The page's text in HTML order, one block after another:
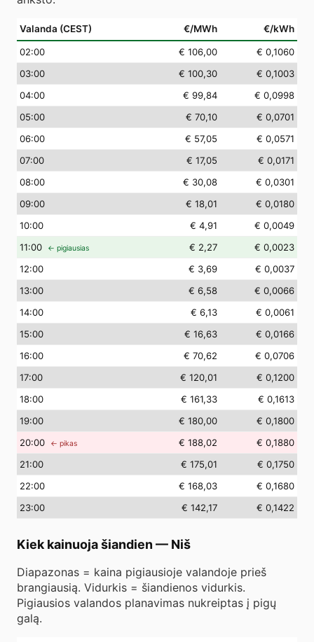
Valanda (CEST) €/MWh €/kWh
02:00 € 106,00
€ 0,1060
03:00 € 100,30
€ 0,1003
04:00 € 99,84
€ 0,0998
05:00 € 70,10
€ 0,0701
06:00 € 57,05
€ 0,0571
07:00 € 17,05
€ 0,0171
08:00 € 30,08
€ 0,0301
09:00 € 18,01
€ 0,0180
10:00 € 4,91
€ 0,0049
11:00 ← pigiausias € 2,27
€ 0,0023
12:00 € 3,69
€ 0,0037
13:00 € 6,58
€ 0,0066
14:00 € 6,13
€ 0,0061
15:00 € 16,63
€ 0,0166
16:00 € 70,62
€ 0,0706
17:00 € 120,01
€ 0,1200
18:00 € 161,33
€ 0,1613
19:00 € 180,00
€ 0,1800
20:00 ← pikas € 188,02
€ 0,1880
21:00 € 175,01
€ 0,1750
22:00 € 168,03
€ 0,1680
23:00 € 142,17 € 0,1422
Kiek kainuoja šiandien — Niš
Diapazonas = kaina pigiausioje valandoje prieš
brangiausią. Vidurkis = šiandienos vidurkis.
Pigiausios valandos planavimas nukreiptas į pigų
galą.